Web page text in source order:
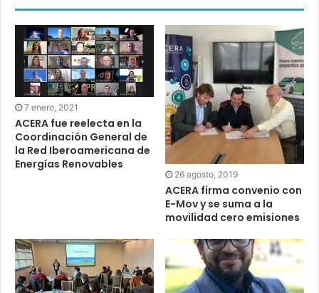
7 enero, 2021
ACERA fue reelecta en la
Coordinación General de
la Red Iberoamericana de
Energías Renovables
26 agosto, 2019
ACERA firma convenio con
E-Mov y se suma a la
movilidad cero emisiones